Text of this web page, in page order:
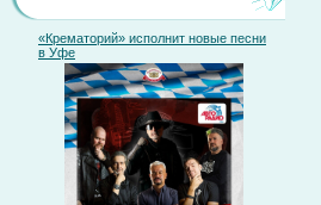
«Крематорий» исполнит новые песни
в Уфе